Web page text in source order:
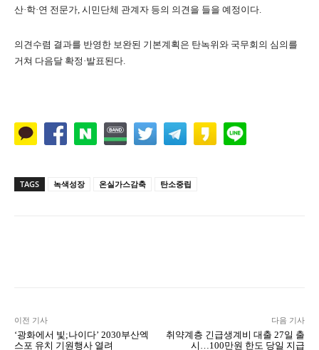
산·학·연 전문가, 시민단체 관계자 등의 의견을 들을 예정이다.
의견수렴 결과를 반영한 보완된 기본계획은 탄녹위와 국무회의 심의를
거쳐 다음달 확정·발표된다.
TAGS 녹색성장 온실가스감축 탄소중립
이전 기사
‘광화에서 빛;나이다’ 2030부산엑
스포 유치 기원행사 열려
다음 기사
취약계층 긴급생계비 대출 27일 출
시…100만원 한도 당일 지급